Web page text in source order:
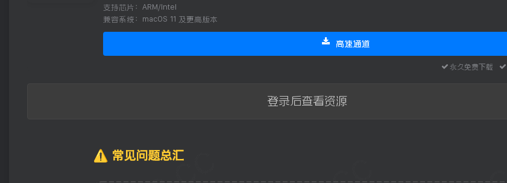
支持芯片：ARM/Intel
兼容系统：macOS 11 及更高版本
高速通道
永久免费下载
登录后查看资源